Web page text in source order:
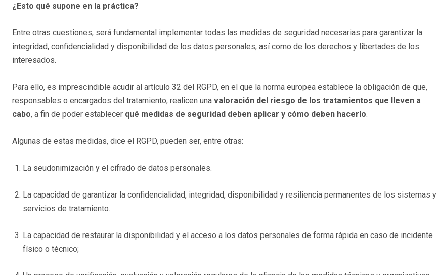
¿Esto qué supone en la práctica?
Entre otras cuestiones, será fundamental implementar todas las medidas de seguridad necesarias para garantizar la
integridad, confidencialidad y disponibilidad de los datos personales, así como de los derechos y libertades de los
interesados.
Para ello, es imprescindible acudir al artículo 32 del RGPD, en el que la norma europea establece la obligación de que,
responsables o encargados del tratamiento, realicen una valoración del riesgo de los tratamientos que lleven a
cabo, a fin de poder establecer qué medidas de seguridad deben aplicar y cómo deben hacerlo.
Algunas de estas medidas, dice el RGPD, pueden ser, entre otras:
La seudonimización y el cifrado de datos personales.
La capacidad de garantizar la confidencialidad, integridad, disponibilidad y resiliencia permanentes de los sistemas y
servicios de tratamiento.
La capacidad de restaurar la disponibilidad y el acceso a los datos personales de forma rápida en caso de incidente
físico o técnico;